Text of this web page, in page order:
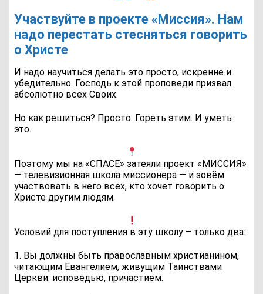
Участвуйте в проекте «Миссия». Нам
надо перестать стесняться говорить
о Христе
И надо научиться делать это просто, искренне и
убедительно. Господь к этой проповеди призвал
абсолютно всех Своих.
Но как решиться? Просто. Гореть этим. И уметь
это.
Поэтому мы на «СПАСЕ» затеяли проект «МИССИЯ»
— телевизионная школа миссионера — и зовём
участвовать в него всех, кто хочет говорить о
Христе другим людям.
Условий для поступления в эту школу – только два:
1. Вы должны быть православным христианином,
читающим Евангелием, живущим Таинствами
Церкви: исповедью, причастием.